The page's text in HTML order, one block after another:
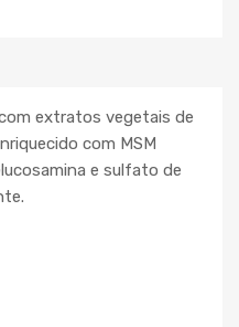
extratos vegetais de
com MSM
e sulfato de